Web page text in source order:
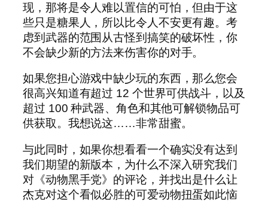
现，那将是令人难以置信的可怕，但由于这
些只是糖果人，所以比令人不安更有趣。考
虑到武器的范围从古怪到搞笑的破坏性，你
不会缺少新的方法来伤害你的对手。
如果您担心游戏中缺少玩的东西，那么您会
很高兴知道有超过 12 个世界可供战斗，以及
超过 100 种武器、角色和其他可解锁物品可
供获取。我想说这……非常甜蜜。
与此同时，如果你想看看一个确实没有达到
我们期望的新版本，为什么不深入研究我们
对《动物黑手党》的评论，并找出是什么让
杰克对这个看似必胜的可爱动物扭蛋如此恼